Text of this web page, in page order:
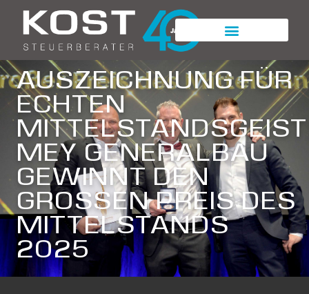
AUSZEICHNUNG FÜR
ECHTEN
MEY GENERALBAU
GEWINNT DEN
GROSSEN PREIS DES M
ITTELSTANDS 2
025